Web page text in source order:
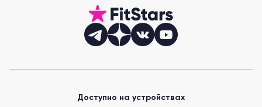
Доступно на устройствах